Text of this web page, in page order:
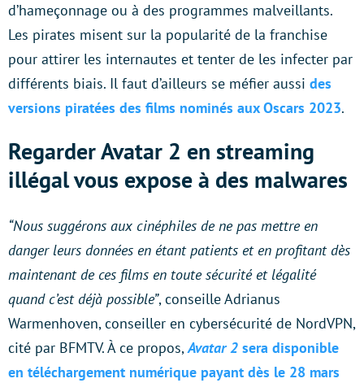
d’hameçonnage ou à des programmes malveillants.
Les pirates misent sur la popularité de la franchise
pour attirer les internautes et tenter de les infecter par
différents biais. Il faut d’ailleurs se méfier aussi des
versions piratées des films nominés aux Oscars 2023.
Regarder Avatar 2 en streaming
illégal vous expose à des malwares
“Nous suggérons aux cinéphiles de ne pas mettre en
danger leurs données en étant patients et en profitant dès
maintenant de ces films en toute sécurité et légalité
quand c’est déjà possible”, conseille Adrianus
Warmenhoven, conseiller en cybersécurité de NordVPN,
cité par BFMTV. À ce propos,Avatar 2 sera disponible
en téléchargement numérique payant dès le 28 mars